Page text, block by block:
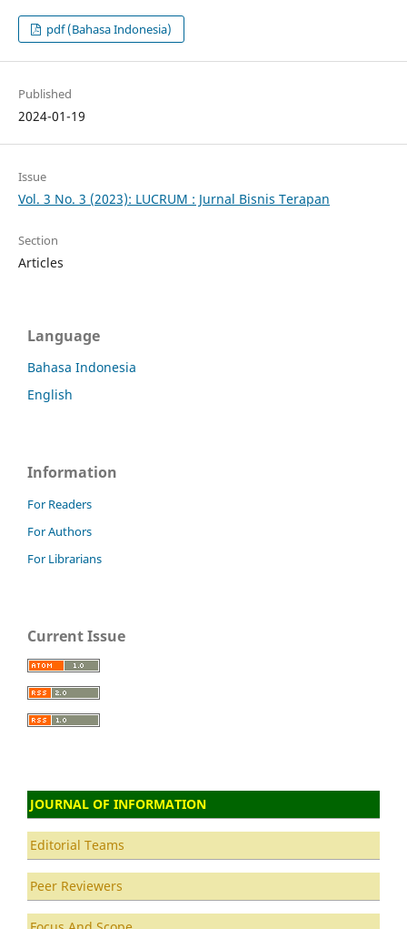
pdf (Bahasa Indonesia)
Published
2024-01-19
Issue
Vol. 3 No. 3 (2023): LUCRUM : Jurnal Bisnis Terapan
Section
Articles
Language
Bahasa Indonesia
English
Information
For Readers
For Authors
For Librarians
Current Issue
JOURNAL OF INFORMATION
Editorial Teams
Peer Reviewers